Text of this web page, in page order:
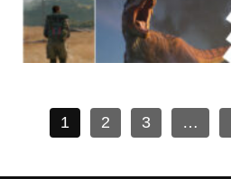
1 2 3 …